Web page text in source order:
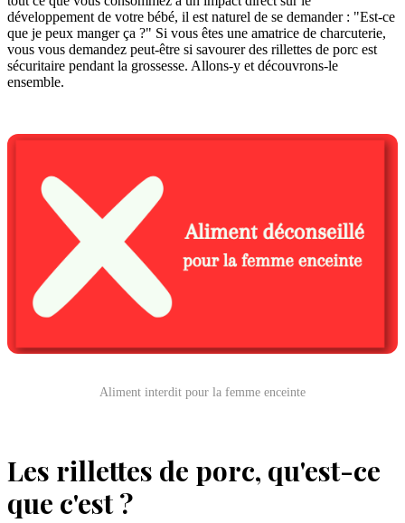
développement de votre bébé, il est naturel de se demander : "Est-ce
que je peux manger ça ?" Si vous êtes une amatrice de charcuterie,
vous vous demandez peut-être si savourer des rillettes de porc est
sécuritaire pendant la grossesse. Allons-y et découvrons-le
ensemble.
Aliment interdit pour la femme enceinte
Les rillettes de porc, qu'est-ce
que c'est ?